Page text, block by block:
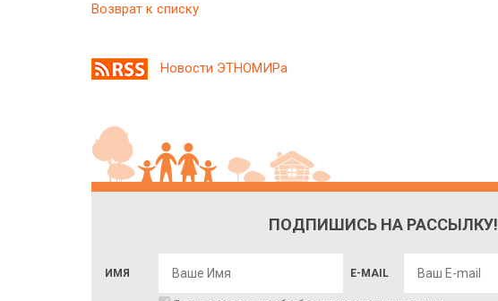
Возврат к списку
Новости ЭТНОМИРа
ПОДПИШИСЬ НА РАССЫЛКУ!
ИМЯ E-MAIL